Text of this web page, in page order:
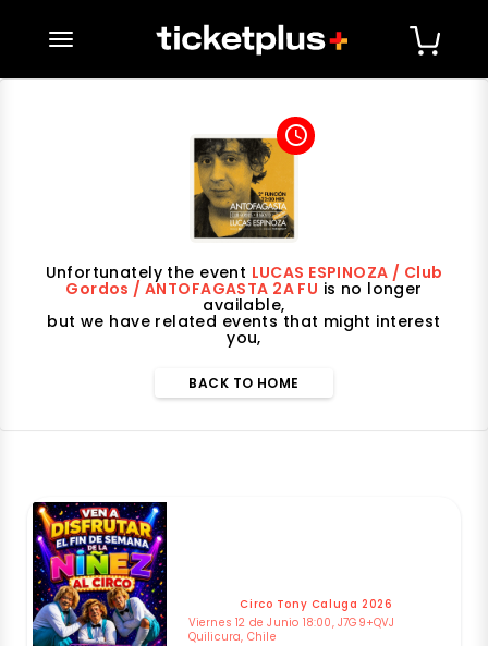
desplegar navegación
access_time
Unfortunately the event LUCAS ESPINOZA / Club
Gordos / ANTOFAGASTA 2A FU is no longer
available,
but we have related events that might interest
you,
BACK TO HOME
Circo Tony Caluga 2026
Viernes 12 de Junio 18:00, J7G9+QVJ
Quilicura, Chile